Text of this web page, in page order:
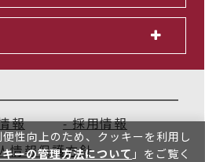
報
採用情報
情報保護方針
性向上のため、クッキーを利⽤し
ーの管理方法について 」をご覧く